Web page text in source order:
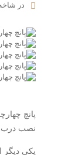
در
پانچ
نصب درب
یکی دیگر